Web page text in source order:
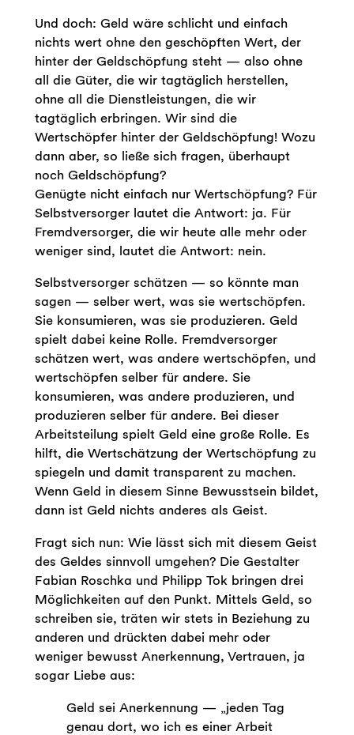
Und doch: Geld wäre schlicht und einfach
nichts wert ohne den geschöpften Wert, der
hinter der Geldschöpfung steht — also ohne
all die Güter, die wir tagtäglich herstellen,
ohne all die Dienstleistungen, die wir
tagtäglich erbringen. Wir sind die
Wertschöpfer hinter der Geldschöpfung! Wozu
dann aber, so ließe sich fragen, überhaupt
noch Geldschöpfung?
Genügte nicht einfach nur Wertschöpfung? Für
Selbstversorger lautet die Antwort: ja. Für
Fremdversorger, die wir heute alle mehr oder
weniger sind, lautet die Antwort: nein.
Selbstversorger schätzen — so könnte man
sagen — selber wert, was sie wertschöpfen.
Sie konsumieren, was sie produzieren. Geld
spielt dabei keine Rolle. Fremdversorger
schätzen wert, was andere wertschöpfen, und
wertschöpfen selber für andere. Sie
konsumieren, was andere produzieren, und
produzieren selber für andere. Bei dieser
Arbeitsteilung spielt Geld eine große Rolle. Es
hilft, die Wertschätzung der Wertschöpfung zu
spiegeln und damit transparent zu machen.
Wenn Geld in diesem Sinne Bewusstsein bildet,
dann ist Geld nichts anderes als Geist.
Fragt sich nun: Wie lässt sich mit diesem Geist
des Geldes sinnvoll umgehen? Die Gestalter
Fabian Roschka und Philipp Tok bringen drei
Möglichkeiten auf den Punkt. Mittels Geld, so
schreiben sie, träten wir stets in Beziehung zu
anderen und drückten dabei mehr oder
weniger bewusst Anerkennung, Vertrauen, ja
sogar Liebe aus:
Geld sei Anerkennung — „jeden Tag
genau dort, wo ich es einer Arbeit